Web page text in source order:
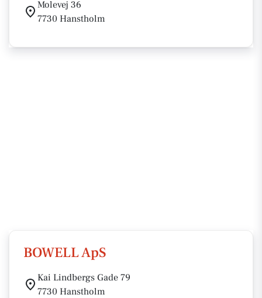
Molevej 36
7730 Hanstholm
BOWELL ApS
Kai Lindbergs Gade 79
7730 Hanstholm